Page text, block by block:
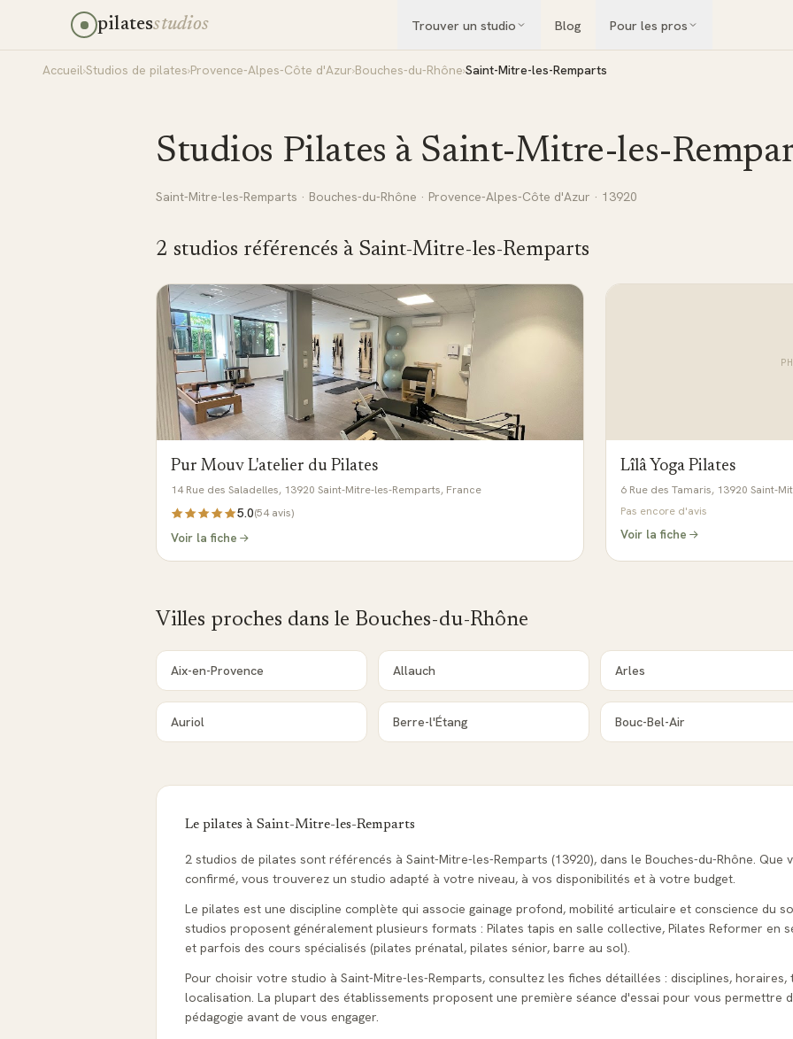
pilatesstudios Trouver un studio Blog Pour les pros
Accueil›Studios de pilates›Provence-Alpes-Côte d'Azur›Bouches-du-Rhône›Saint-Mitre-les-Remparts
Studios Pilates à Saint-Mitre-les-
Saint-Mitre-les-Remparts · Bouches-du-Rhône · Provence-Alpes-Côte d'Azur · 13920
2 studios référencés à Saint-Mitre-les-Remparts
Pur Mouv L'atelier du Pilates
14 Rue des Saladelles, 13920 Saint-Mitre-les-Remparts, France
5.0(54avis)
Voir la fiche
Lîlâ Yoga Pilates
6 Rue des Tamaris, 13920 Saint-
Pas encore d'avis
Voir la fiche
Villes proches dans le Bouches-du-Rhône
Aix-en-Provence Allauch Arles
Auriol Berre-l'Étang Bouc-Bel-Air
Le pilates à Saint-Mitre-les-Remparts
2 studios de pilates sont référencés à Saint-Mitre-les-Remparts (13920), dans le Bouches-du-Rhône.
confirmé, vous trouverez un studio adapté à votre niveau, à vos disponibilités et à votre budget.
Le pilates est une discipline complète qui associe gainage profond, mobilité articulaire et conscience du
studios proposent généralement plusieurs formats : Pilates tapis en salle collective, Pilates Reformer en
et parfois des cours spécialisés (pilates prénatal, pilates sénior, barre au sol).
Pour choisir votre studio à Saint-Mitre-les-Remparts, consultez les fiches détaillées : disciplines,
localisation. La plupart des établissements proposent une première séance d'essai pour vous permettre
pédagogie avant de vous engager.